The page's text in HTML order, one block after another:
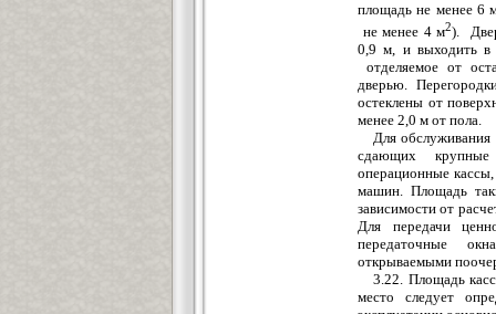
площадь не менее 6
не менее 4 м2).
0,9 м, и выходить в
отделяемое от
дверью.
остеклены от
менее 2,0 м от пола.
Для обслуживания
сдающих
операционные
машин.Площадь
зависимости от
Для передачи
передаточные
открываемыми
3.22. Площадь
место следует